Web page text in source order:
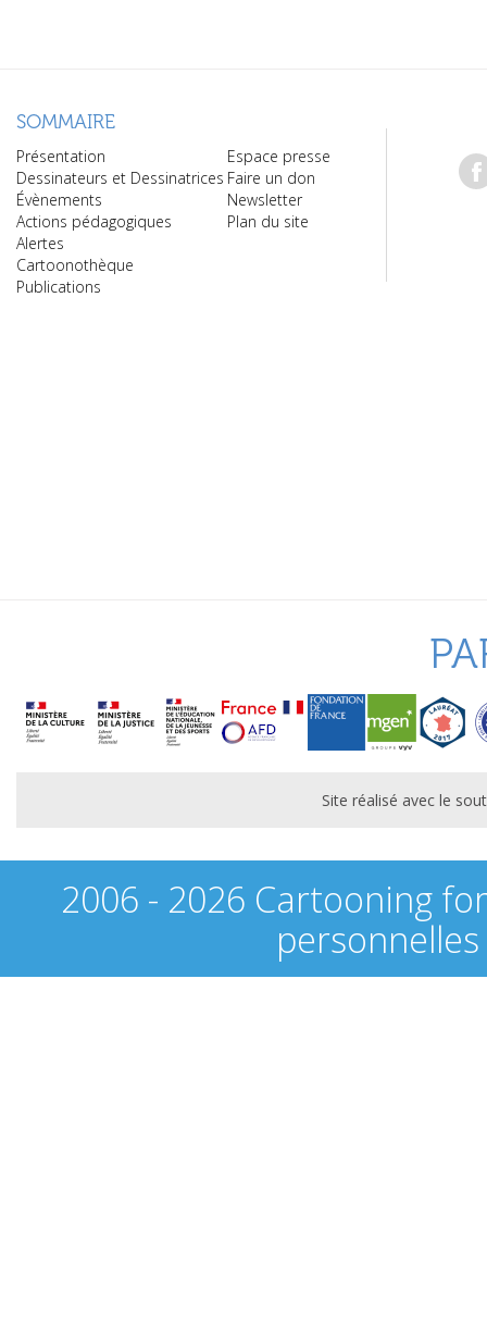
SOMMAIRE
Présentation
Dessinateurs et Dessinatrices
Évènements
Actions pédagogiques
Alertes
Cartoonothèque
Publications
Espace presse
Faire un don
Newsletter
Plan du site
Site réalisé avec le
2006 - 2026 Cartooning
personnelles